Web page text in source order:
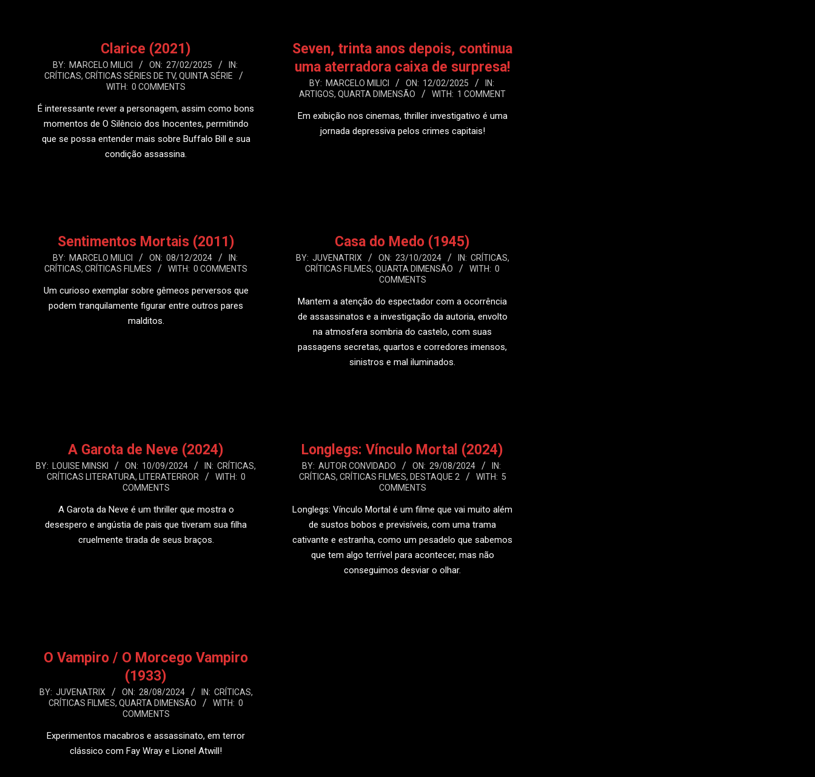
Clarice (2021)
2025-
02-
BY: MARCELO MILICI ON: 27/02/2025
IN:
CRÍTICAS, CRÍTICAS SÉRIES DE TV, QUINTA SÉRIE
WITH: 0 COMMENTS
É interessante rever a personagem, assim como bons
momentos de O Silêncio dos Inocentes, permitindo
que se possa entender mais sobre Buffalo Bill e sua
condição assassina.
Seven, trinta anos depois, continua
uma aterradora caixa de surpresa!
2025-
02-
12
BY: MARCELO MILICI ON: 12/02/2025
IN:
ARTIGOS, QUARTA DIMENSÃO WITH: 1 COMMENT
Em exibição nos cinemas, thriller investigativo é uma
jornada depressiva pelos crimes capitais!
Sentimentos Mortais (2011)
2024-
12-
08
BY: MARCELO MILICI ON: 08/12/2024
IN:
CRÍTICAS, CRÍTICAS FILMES WITH: 0 COMMENTS
Um curioso exemplar sobre gêmeos perversos que
podem tranquilamente figurar entre outros pares
malditos.
Casa do Medo (1945)
2024-
BY: JUVENATRIX ON: 23/10/2024 IN: CRÍTICAS,
CRÍTICAS FILMES, QUARTA DIMENSÃO WITH: 0
COMMENTS
Mantem a atenção do espectador com a ocorrência
de assassinatos e a investigação da autoria, envolto
na atmosfera sombria do castelo, com suas
passagens secretas, quartos e corredores imensos,
sinistros e mal iluminados.
A Garota de Neve (2024)
2024-
09-
BY: LOUISE MINSKI ON: 10/09/2024 IN: CRÍTICAS,
CRÍTICAS LITERATURA, LITERATERROR WITH: 0
COMMENTS
A Garota da Neve é um thriller que mostra o
desespero e angústia de pais que tiveram sua filha
cruelmente tirada de seus braços.
Longlegs: Vínculo Mortal (2024)
2024-
08-
BY: AUTOR CONVIDADO ON: 29/08/2024
IN:
CRÍTICAS, CRÍTICAS FILMES, DESTAQUE 2 WITH: 5
COMMENTS
Longlegs: Vínculo Mortal é um filme que vai muito além
de sustos bobos e previsíveis, com uma trama
cativante e estranha, como um pesadelo que sabemos
que tem algo terrível para acontecer, mas não
conseguimos desviar o olhar.
O Vampiro / O Morcego Vampiro
(1933)
2024-
BY: JUVENATRIX ON: 28/08/2024 IN: CRÍTICAS,
CRÍTICAS FILMES, QUARTA DIMENSÃO WITH: 0
COMMENTS
Experimentos macabros e assassinato, em terror
clássico com Fay Wray e Lionel Atwill!